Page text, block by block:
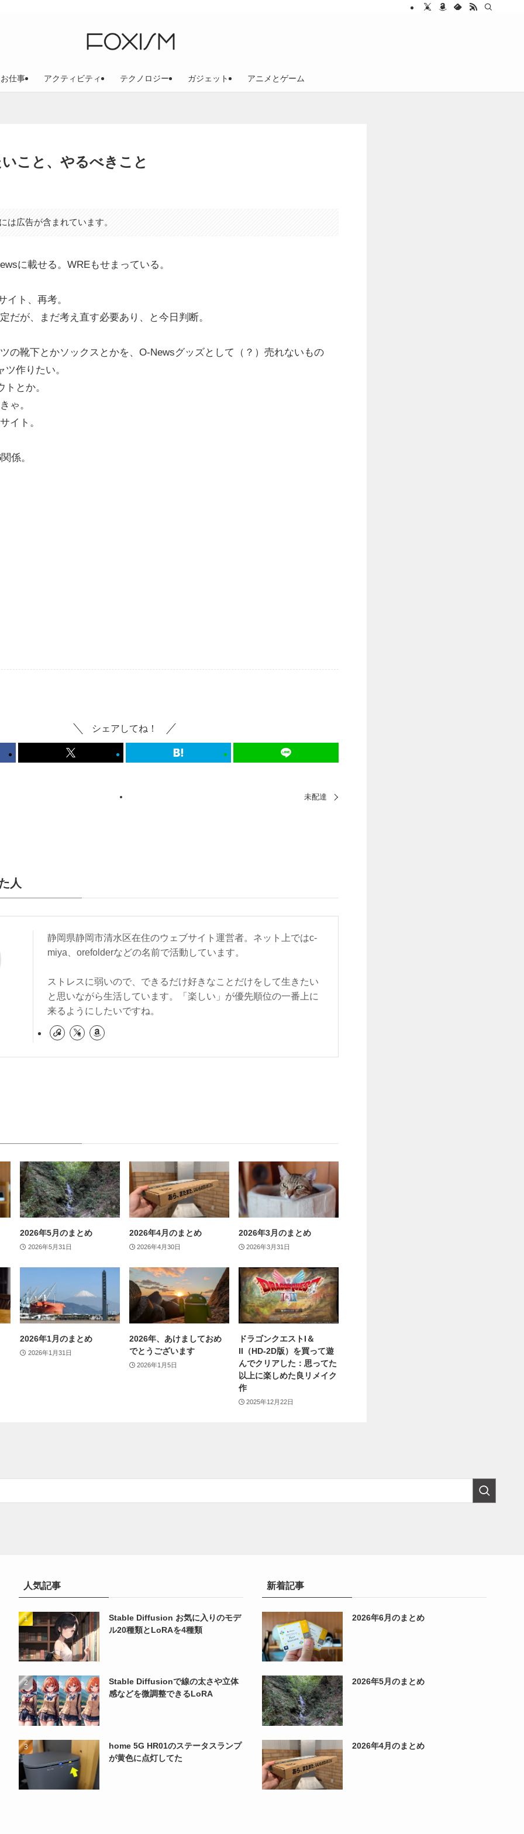
お仕事 アクティビティ テクノロジー ガジェット アニメとゲーム
こと、やるべきこと
は広告が含まれています。
に載せる。WREもせまっている。
イト、再考。
だが、まだ考え直す必要あり、と今日判断。
靴下とかソックスとかを、O-Newsグッズとして（？）売れないもの
作りたい。
とか。
ゃ。
イト。
係。
シェアしてね！
未配達
人
静岡県静岡市清水区在住のウェブサイト運営者。ネット上ではc-
miya、orefolderなどの名前で活動しています。
ストレスに弱いので、できるだけ好きなことだけをして生きたい
と思いながら生活しています。「楽しい」が優先順位の一番上に
来るようにしたいですね。
2026年5月のまとめ
2026年5月31日
2026年4月のまとめ
2026年4月30日
2026年3月のまとめ
2026年3月31日
2026年1月のまとめ
2026年1月31日
2026年、あけましておめ
でとうございます
2026年1月5日
ドラゴンクエストI＆
II（HD-2D版）を買って遊
んでクリアした：思ってた
以上に楽しめた良リメイク
作
2025年12月22日
人気記事
Stable Diffusion お気に入りのモデ
ル20種類とLoRAを4種類
Stable Diffusionで線の太さや立体
感などを微調整できるLoRA
home 5G HR01のステータスランプ
が黄色に点灯してた
新着記事
2026年6月のまとめ
2026年5月のまとめ
2026年4月のまとめ